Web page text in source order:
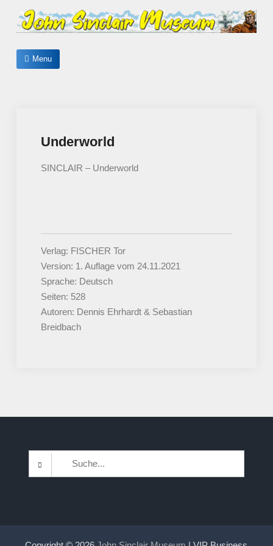
John Sinclair Museum
Menu
Underworld
SINCLAIR – Underworld
Verlag: FISCHER Tor
Version: 1. Auflage vom 24.11.2021
Sprache: Deutsch
Seiten: 528
Autoren: Dennis Ehrhardt & Sebastian
Breidbach
for: